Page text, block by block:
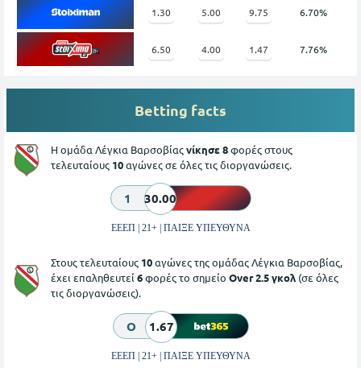
1.30 5.00 9.75 6.70%
6.50 4.00 1.47 7.76%
Betting facts
Η ομάδα Λέγκια Βαρσοβίαςνίκησε 8φορές στους
τελευταίους 10αγώνες σε όλες τις διοργανώσεις.
1 30.00
ΕΕΕΠ | 21+ | ΠΑΙΞΕ ΥΠΕΥΘΥΝΑ
Στους τελευταίους 10αγώνες της ομάδας Λέγκια Βαρσοβίας,
έχει επαληθευτεί 6φορές το σημείο Over 2.5 γκολ (σε όλες
τις διοργανώσεις).
O 1.67
ΕΕΕΠ | 21+ | ΠΑΙΞΕ ΥΠΕΥΘΥΝΑ